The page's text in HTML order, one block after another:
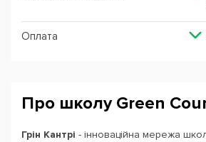
Оплата
Про школу Green
Грін Кантрі - інноваційна мережа